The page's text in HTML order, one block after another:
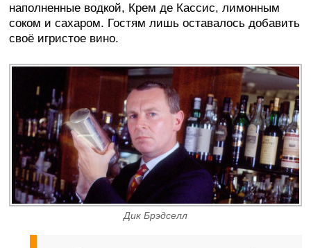
наполненные водкой, Крем де Кассис, лимонным
соком и сахаром. Гостям лишь оставалось добавить
своё игристое вино.
Дик Брэдселл